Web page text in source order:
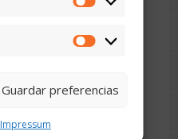
Estadísticas
Marketing
Guardar preferencias
Impressum